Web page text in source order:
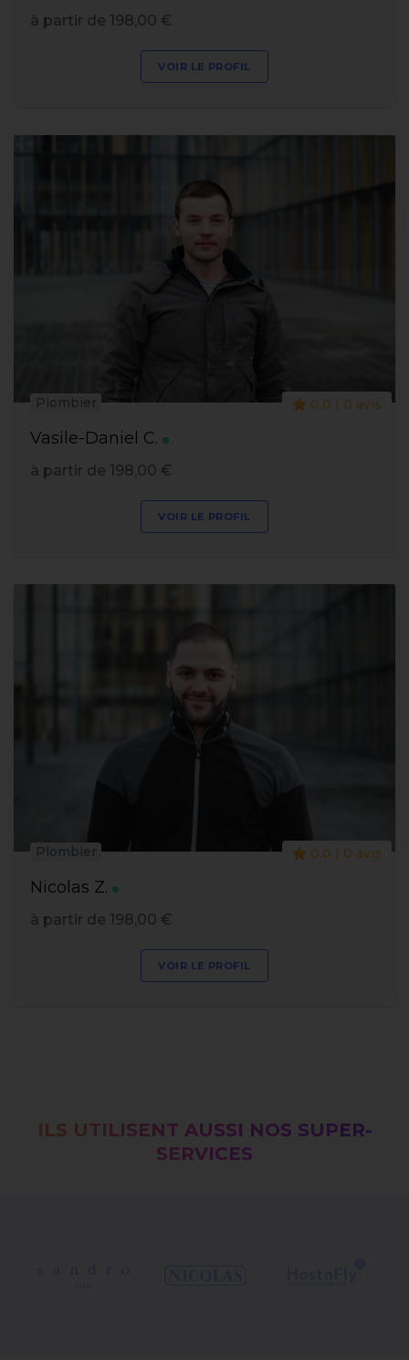
à partir de 198,00 €
VOIR LE PROFIL
Vasile-Daniel C.
Plombier 0.0 | 0 avis
à partir de 198,00 €
VOIR LE PROFIL
Nicolas Z.
Plombier 0.0 | 0 avis
à partir de 198,00 €
VOIR LE PROFIL
ILS UTILISENT AUSSI NOS SUPER-
SERVICES